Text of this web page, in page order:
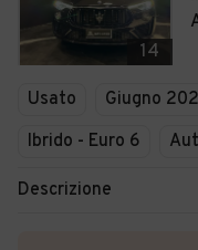
14
Usato Giugno
Ibrido - Euro 6
Descrizione